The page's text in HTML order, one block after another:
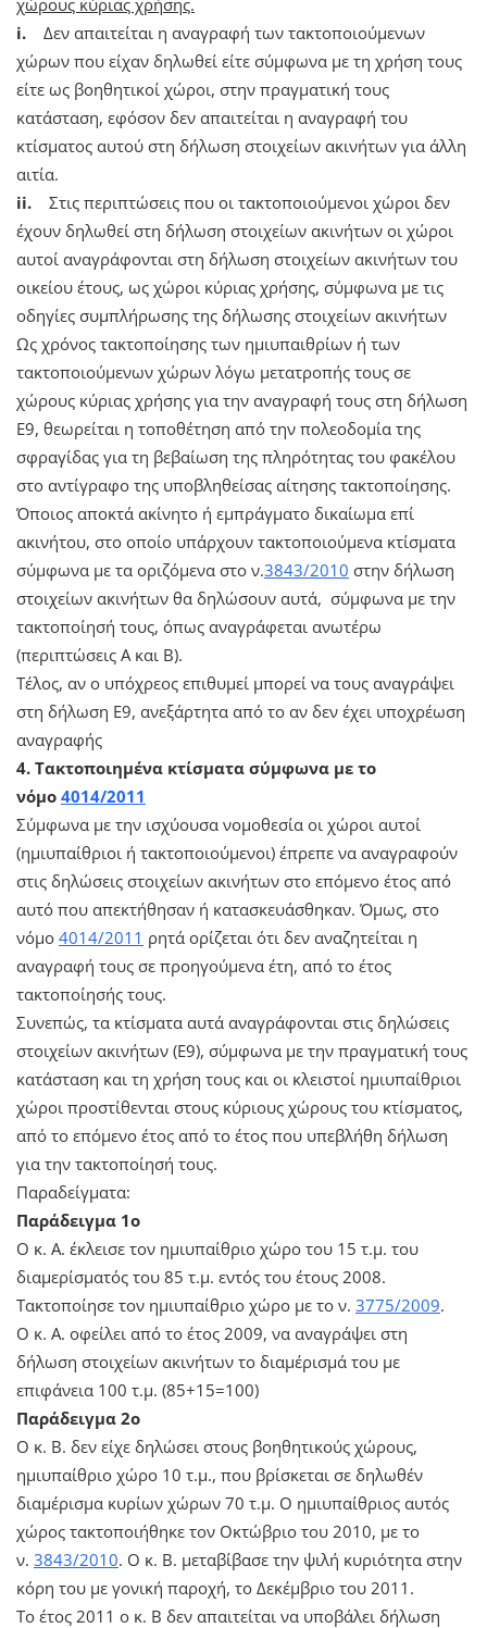
i.
Δεν απαιτείται η αναγραφή των τακτοποιούμενων
χώρων που είχαν δηλωθεί είτε σύμφωνα με τη χρήση τους
είτε ως βοηθητικοί χώροι, στην πραγματική τους
κατάσταση, εφόσον δεν απαιτείται η αναγραφή του
κτίσματος αυτού στη δήλωση στοιχείων ακινήτων για άλλη
αιτία.
ii.
Στις περιπτώσεις που οι τακτοποιούμενοι χώροι δεν
έχουν δηλωθεί στη δήλωση στοιχείων ακινήτων οι χώροι
αυτοί αναγράφονται στη δήλωση στοιχείων ακινήτων του
οικείου έτους, ως χώροι κύριας χρήσης, σύμφωνα με τις
οδηγίες συμπλήρωσης της δήλωσης στοιχείων ακινήτων
Ως χρόνος τακτοποίησης των ημιυπαιθρίων ή των
τακτοποιούμενων χώρων λόγω μετατροπής τους σε
χώρους κύριας χρήσης για την αναγραφή τους στη δήλωση
Ε9, θεωρείται η τοποθέτηση από την πολεοδομία της
σφραγίδας για τη βεβαίωση της πληρότητας του φακέλου
στο αντίγραφο της υποβληθείσας αίτησης τακτοποίησης.
Όποιος αποκτά ακίνητο ή εμπράγματο δικαίωμα επί
ακινήτου, στο οποίο υπάρχουν τακτοποιούμενα κτίσματα
σύμφωνα με τα οριζόμενα στο ν.3843/2010 στην δήλωση
στοιχείων ακινήτων θα δηλώσουν αυτά, σύμφωνα με την
τακτοποίησή τους, όπως αναγράφεται ανωτέρω
(περιπτώσεις Α και Β).
Τέλος, αν ο υπόχρεος επιθυμεί μπορεί να τους αναγράψει
στη δήλωση Ε9, ανεξάρτητα από το αν δεν έχει υποχρέωση
αναγραφής
4. Τακτοποιημένα κτίσματα σύμφωνα με το
νόμο 4014/2011
Σύμφωνα με την ισχύουσα νομοθεσία οι χώροι αυτοί
(ημιυπαίθριοι ή τακτοποιούμενοι) έπρεπε να αναγραφούν
στις δηλώσεις στοιχείων ακινήτων στο επόμενο έτος από
αυτό που απεκτήθησαν ή κατασκευάσθηκαν. Όμως, στο
νόμο 4014/2011 ρητά ορίζεται ότι δεν αναζητείται η
αναγραφή τους σε προηγούμενα έτη, από το έτος
τακτοποίησής τους.
Συνεπώς, τα κτίσματα αυτά αναγράφονται στις δηλώσεις
στοιχείων ακινήτων (Ε9), σύμφωνα με την πραγματική τους
κατάσταση και τη χρήση τους και οι κλειστοί ημιυπαίθριοι
χώροι προστίθενται στους κύριους χώρους του κτίσματος,
από το επόμενο έτος από το έτος που υπεβλήθη δήλωση
για την τακτοποίησή τους.
Παραδείγματα:
Παράδειγμα 1ο
Ο κ. Α. έκλεισε τον ημιυπαίθριο χώρο του 15 τ.μ. του
διαμερίσματός του 85 τ.μ. εντός του έτους 2008.
Τακτοποίησε τον ημιυπαίθριο χώρο με το ν. 3775/2009.
Ο κ. Α. οφείλει από το έτος 2009, να αναγράψει στη
δήλωση στοιχείων ακινήτων το διαμέρισμά του με
επιφάνεια 100 τ.μ. (85+15=100)
Παράδειγμα 2ο
Ο κ. Β. δεν είχε δηλώσει στους βοηθητικούς χώρους,
ημιυπαίθριο χώρο 10 τ.μ., που βρίσκεται σε δηλωθέν
διαμέρισμα κυρίων χώρων 70 τ.μ. Ο ημιυπαίθριος αυτός
χώρος τακτοποιήθηκε τον Οκτώβριο του 2010, με το
ν. 3843/2010. Ο κ. Β. μεταβίβασε την ψιλή κυριότητα στην
κόρη του με γονική παροχή, το Δεκέμβριο του 2011.
Το έτος 2011 ο κ. Β δεν απαιτείται να υποβάλει δήλωση